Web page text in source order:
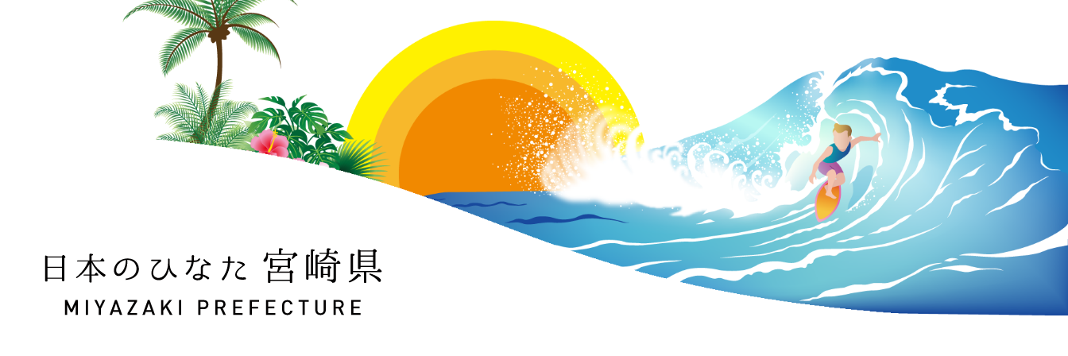
日本のひなた 宮崎県 MIYAZAKI PREFECTURE